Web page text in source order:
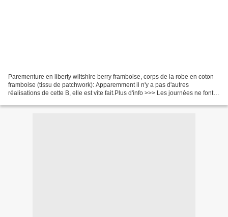
Parementure en liberty wiltshire berry framboise, corps de la robe en coton
framboise (tissu de patchwork): Apparemment il n'y a pas d'autres
réalisations de cette B, elle est vite fait.Plus d'info >>> Les journées ne font